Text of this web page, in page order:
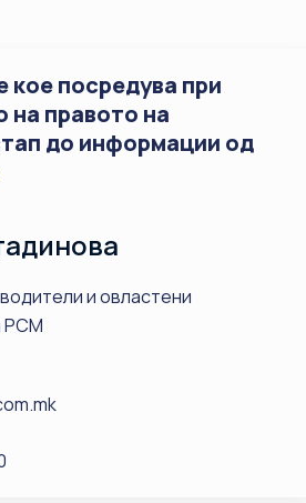
посредува при
на правото на
до информации од
и овластени
РСМ